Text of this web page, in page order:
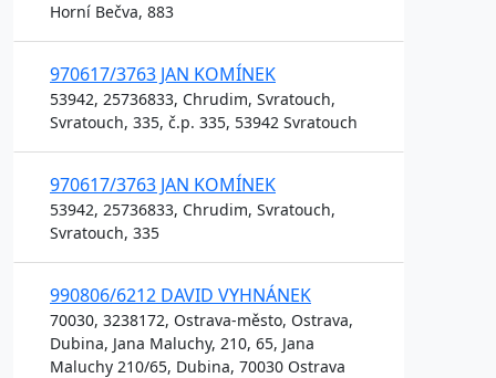
Horní Bečva, 883
970617/3763 JAN KOMÍNEK
53942, 25736833, Chrudim, Svratouch,
Svratouch, 335, č.p. 335, 53942 Svratouch
970617/3763 JAN KOMÍNEK
53942, 25736833, Chrudim, Svratouch,
Svratouch, 335
990806/6212 DAVID VYHNÁNEK
70030, 3238172, Ostrava-město, Ostrava,
Dubina, Jana Maluchy, 210, 65, Jana
Maluchy 210/65, Dubina, 70030 Ostrava